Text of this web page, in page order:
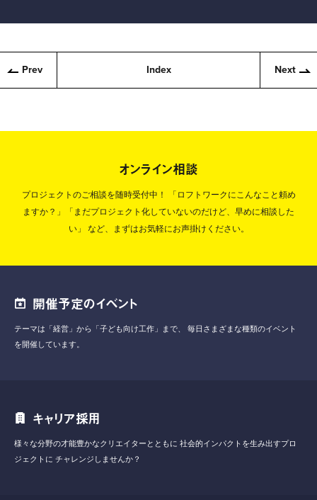
Prev Index Next
オンライン相談
プロジェクトのご相談を随時受付中！
「ロフトワークにこんなこと頼め
ますか？」「まだプロジェクト化していないのだけど、早めに相談した
い」
など、まずはお気軽にお声掛けください。
開催予定のイベント
テーマは「経営」から「子ども向け工作」まで、
毎日さまざまな種類のイベント
を開催しています。
キャリア採用
様々な分野の才能豊かなクリエイターとともに 社会的インパクトを生み出すプロ
ジェクトに チャレンジしませんか？